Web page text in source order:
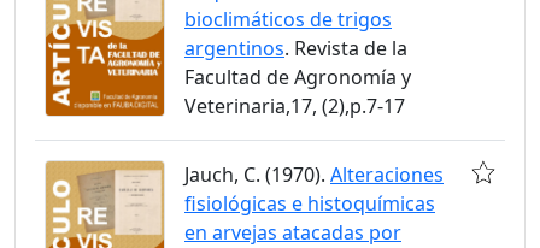
bioclimáticos de trigos
argentinos. Revista de la
Facultad de Agronomía y
Veterinaria,17, (2),p.7-17
Jauch, C. (1970). Alteraciones
fisiológicas e histoquímicas
en arvejas atacadas por